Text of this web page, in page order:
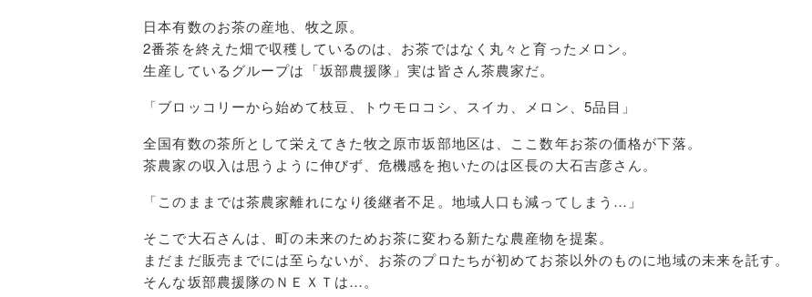
日本有数のお茶の産地、牧之原。
2番茶を終えた畑で収穫しているのは、お茶ではなく丸々と育ったメロン。
生産しているグループは「坂部農援隊」実は皆さん茶農家だ。
「ブロッコリーから始めて枝豆、トウモロコシ、スイカ、メロン、5品目」
全国有数の茶所として栄えてきた牧之原市坂部地区は、ここ数年お茶の価格が下落。
茶農家の収入は思うように伸びず、危機感を抱いたのは区長の大石吉彦さん。
「このままでは茶農家離れになり後継者不足。地域人口も減ってしまう…」
そこで大石さんは、町の未来のためお茶に変わる新たな農産物を提案。
まだまだ販売までには至らないが、お茶のプロたちが初めてお茶以外のものに地域の未来を託す。
そんな坂部農援隊のＮＥＸＴは…。